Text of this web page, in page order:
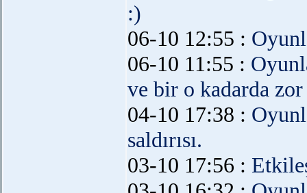
:)
06-10 12:55 :
06-10 11:55 :
ve bir o kadarda
04-10 17:38 :
saldırısı.
03-10 17:56 :